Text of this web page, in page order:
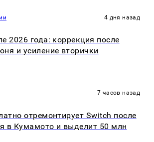
4 дня назад
2026 года: коррекция после
и усиление вторички
7 часов назад
отремонтирует Switch после
в Кумамото и выделит 50 млн